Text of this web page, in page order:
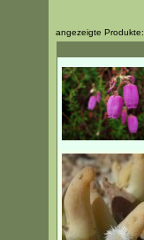
angezeigte Produkte: